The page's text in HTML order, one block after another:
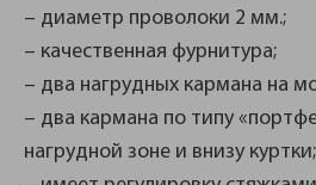
– диаметр проволоки 2 мм.;
– качественная фурнитура;
– два нагрудных кармана на
– два кармана по типу
нагрудной зоне и внизу куртки;